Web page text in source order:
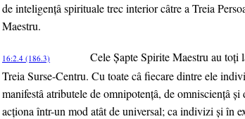
de inteligenţâ spirituale trec interior câtre a Treia
Maestru.
16:2.4 (186.3)
Cele Şapte Spirite Maestru au toţi
Treia Surse-Centru. Cu toate câ fiecare dintre ele
manifestâ atributele de omnipotenţâ, de omniscienţâ
acţiona într-un mod atât de universal; ca indivizi şi în